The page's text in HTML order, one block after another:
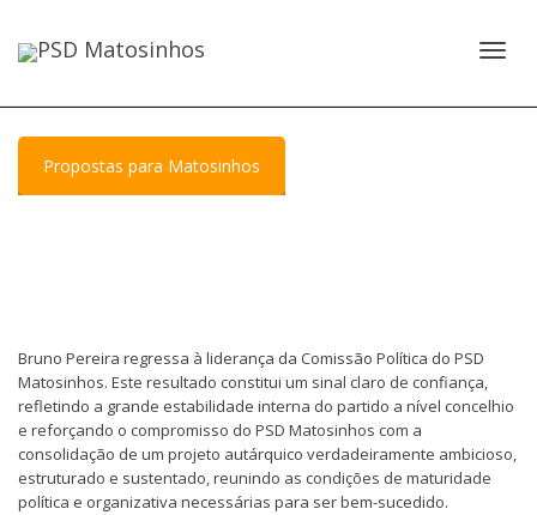
NEWSLETTER ABRIL 2026
JN: MATOSINHOS AUMENTA PREÇO DO SERVIÇO DE
RECOLHA DE RESÍDUOS
Propostas para Matosinhos
Bruno Pereira regressa à liderança da Comissão Política do PSD
Matosinhos. Este resultado constitui um sinal claro de confiança,
refletindo a grande estabilidade interna do partido a nível concelhio
e reforçando o compromisso do PSD Matosinhos com a
consolidação de um projeto autárquico verdadeiramente ambicioso,
estruturado e sustentado, reunindo as condições de maturidade
política e organizativa necessárias para ser bem-sucedido.